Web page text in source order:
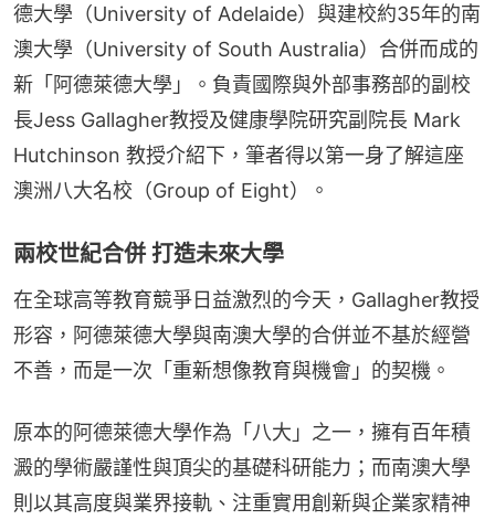
德大學（University of Adelaide）與建校約35年的南
澳大學（University of South Australia）合併而成的
新「阿德萊德大學」。負責國際與外部事務部的副校
長Jess Gallagher教授及健康學院研究副院長 Mark
Hutchinson 教授介紹下，筆者得以第一身了解這座
澳洲八大名校（Group of Eight）。
兩校世紀合併 打造未來大學
在全球高等教育競爭日益激烈的今天，Gallagher教授
形容，阿德萊德大學與南澳大學的合併並不基於經營
不善，而是一次「重新想像教育與機會」的契機。
原本的阿德萊德大學作為「八大」之一，擁有百年積
澱的學術嚴謹性與頂尖的基礎科研能力；而南澳大學
則以其高度與業界接軌、注重實用創新與企業家精神